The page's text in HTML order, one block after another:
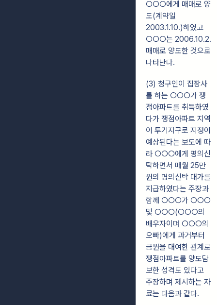
○○○에게 매매로 양
도(계약일
2003.1.10.)하였고
○○○는 2006.10.2.
매매로 양도한 것으로
나타난다.
(3) 청구인이 집장사
를 하는 ○○○가 쟁
점아파트를 취득하였
다가 쟁점아파트 지역
이 투기지구로 지정이
예상된다는 보도에 따
라 ○○○에게 명의신
탁하면서 매월 25만
원의 명의신탁 대가를
지급하였다는 주장과
함께 ○○○가 ○○○
및 ○○○(○○○의
배우자이며 ○○○의
오빠)에게 과거부터
금원을 대여한 관계로
쟁점아파트를 양도담
보한 성격도 있다고
주장하며 제시하는 자
료는 다음과 같다.